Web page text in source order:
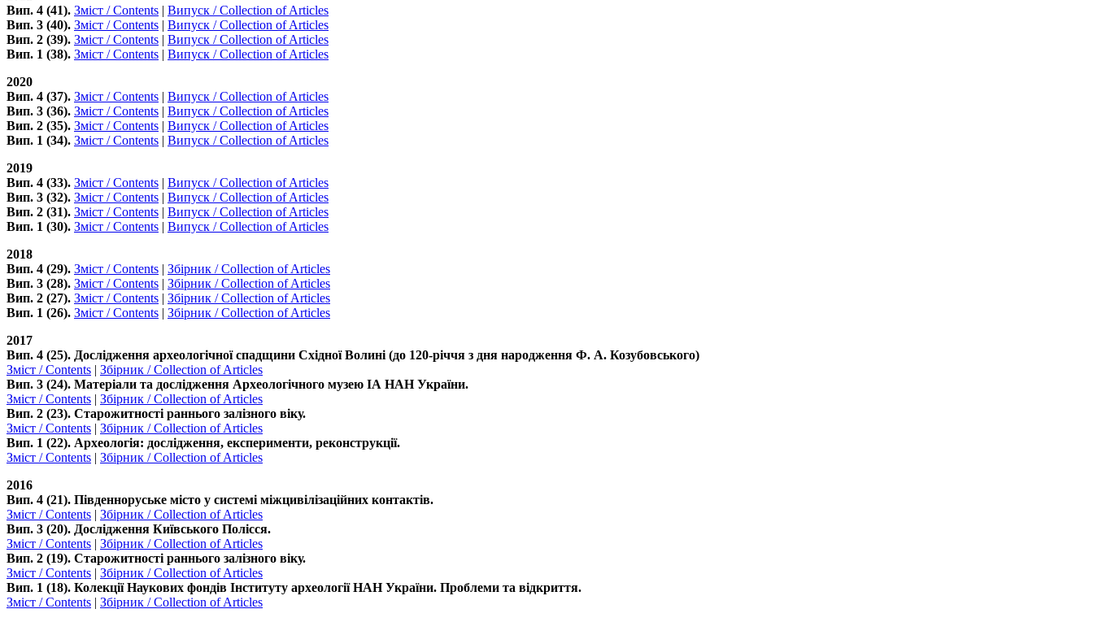
Вип. 4 (41). Зміст / Contents | Випуск / Collection of Articles
Вип. 3 (40). Зміст / Contents | Випуск / Collection of Articles
Вип. 2 (39). Зміст / Contents | Випуск / Collection of Articles
Вип. 1 (38). Зміст / Contents | Випуск / Collection of Articles
2020
Вип. 4 (37). Зміст / Contents | Випуск / Collection of Articles
Вип. 3 (36). Зміст / Contents | Випуск / Collection of Articles
Вип. 2 (35). Зміст / Contents | Випуск / Collection of Articles
Вип. 1 (34). Зміст / Contents | Випуск / Collection of Articles
2019
Вип. 4 (33). Зміст / Contents | Випуск / Collection of Articles
Вип. 3 (32). Зміст / Contents | Випуск / Collection of Articles
Вип. 2 (31). Зміст / Contents | Випуск / Collection of Articles
Вип. 1 (30). Зміст / Contents | Випуск / Collection of Articles
2018
Вип. 4 (29). Зміст / Contents | Збірник / Collection of Articles
Вип. 3 (28). Зміст / Contents | Збірник / Collection of Articles
Вип. 2 (27). Зміст / Contents | Збірник / Collection of Articles
Вип. 1 (26). Зміст / Contents | Збірник / Collection of Articles
2017
Вип. 4 (25). Дослідження археологічної спадщини Східної Волині (до 120-річчя з дня народження Ф. А. Козубовського)
Зміст / Contents | Збірник / Collection of Articles
Вип. 3 (24). Матеріали та дослідження Археологічного музею IА НАН України.
Зміст / Contents | Збірник / Collection of Articles
Вип. 2 (23). Старожитності раннього залізного віку.
Зміст / Contents | Збірник / Collection of Articles
Вип. 1 (22). Археологія: дослідження, експерименти, реконструкції.
Зміст / Contents | Збірник / Collection of Articles
2016
Вип. 4 (21). Південноруське місто у системі міжцивілізаційних контактів.
Зміст / Contents | Збірник / Collection of Articles
Вип. 3 (20). Дослідження Київського Полісся.
Зміст / Contents | Збірник / Collection of Articles
Вип. 2 (19). Старожитності раннього залізного віку.
Зміст / Contents | Збірник / Collection of Articles
Вип. 1 (18). Колекції Наукових фондів Інституту археології НАН України. Проблеми та відкриття.
Зміст / Contents | Збірник / Collection of Articles